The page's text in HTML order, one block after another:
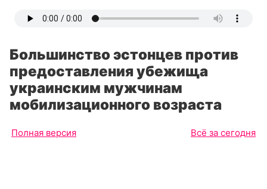
Большинство эстонцев против
предоставления убежища
украинским мужчинам
мобилизационного возраста
Полная версия Всё за сегодня